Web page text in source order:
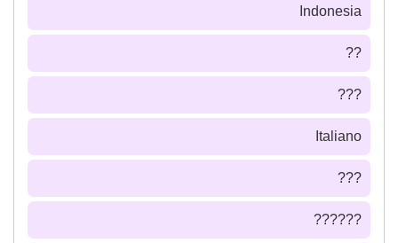
Indonesia
??
???
Italiano
???
??????